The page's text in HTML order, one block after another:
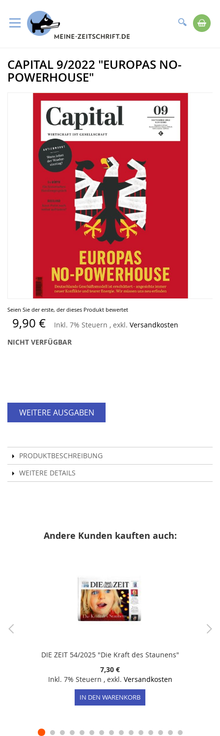
Suche
zum
Inhalt
Seien Sie der erste, der dieses Produkt bewertet
9,90 € Inkl. 7% Steuern , exkl. Versandkosten
NICHT VERFÜGBAR
WEITERE AUSGABEN
PRODUKTBESCHREIBUNG
WEITERE DETAILS
Zum
Ende
der
Bildergalerie
CAPITAL 9/2022 "EUROPAS NO-
POWERHOUSE"
Zum
Anfang
der
Bildergalerie
springen
Andere Kunden kauften auch:
DIE ZEIT 54/2025 "Die Kraft des Staunens"
7,30 €
Inkl. 7% Steuern , exkl. Versandkosten
IN DEN WARENKORB